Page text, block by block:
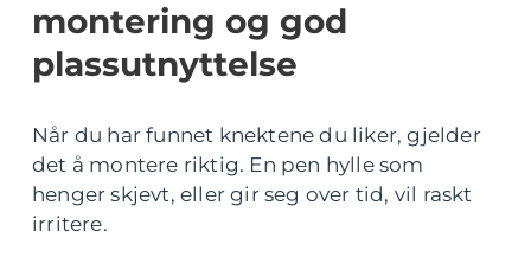
montering og god
plassutnyttelse
Når du har funnet knektene du liker, gjelder
det å montere riktig. En pen hylle som
henger skjevt, eller gir seg over tid, vil raskt
irritere.